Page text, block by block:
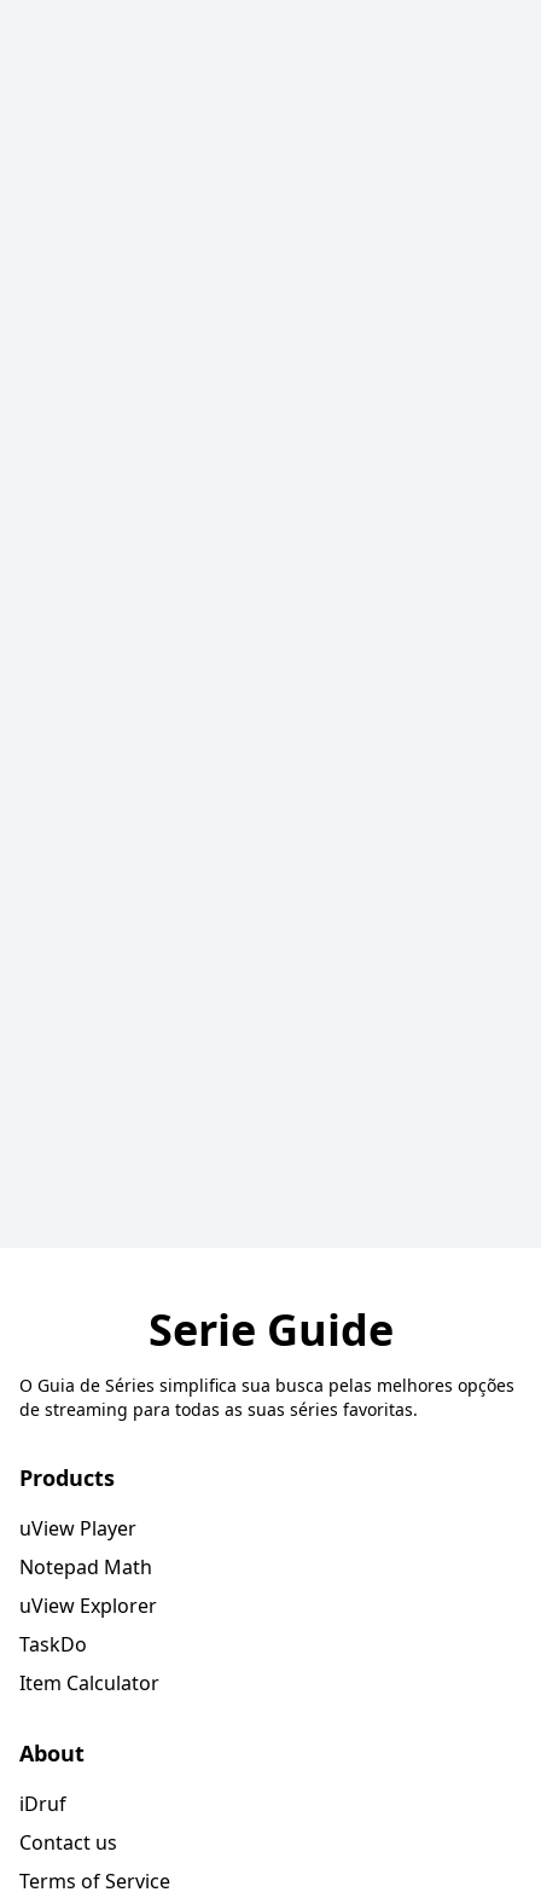
Serie Guide
O Guia de Séries simplifica sua busca pelas melhores opções
de streaming para todas as suas séries favoritas.
Products
uView Player
Notepad Math
uView Explorer
TaskDo
Item Calculator
About
iDruf
Contact us
Terms of Service